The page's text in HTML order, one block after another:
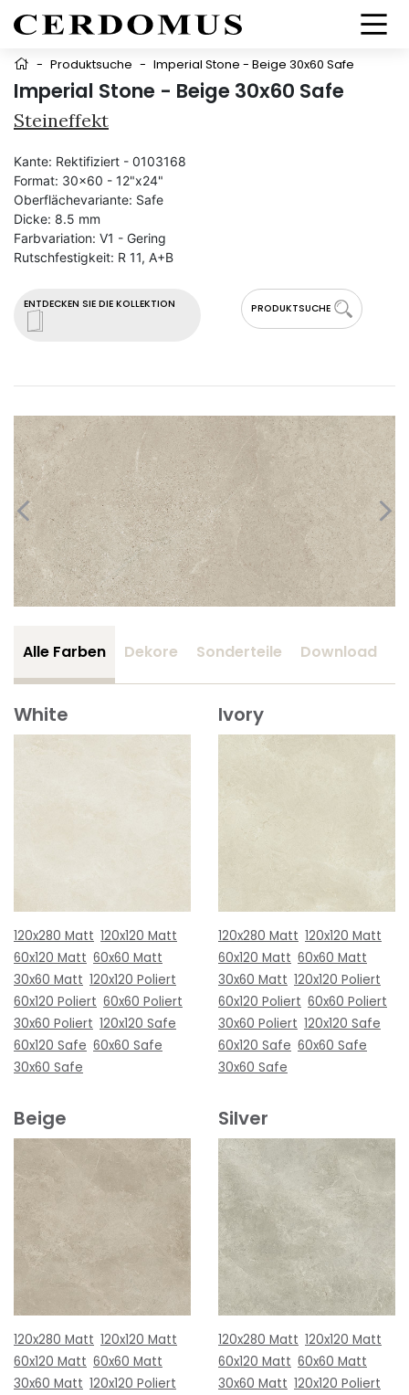
- Produktsuche - Imperial Stone - Beige 30x60 Safe
Imperial Stone - Beige 30x60 Safe
Steineffekt
ENTDECKEN SIE DIE KOLLEKTION PRODUKTSUCHE
Kante: Rektifiziert - 0103168
Format: 30x60 - 12"x24"
Oberflächevariante: Safe
Dicke: 8.5 mm
Farbvariation: V1 - Gering
Rutschfestigkeit: R 11, A+B
Alle Farben Dekore Sonderteile Download
White
120x280 Matt 120x120 Matt
60x120 Matt 60x60 Matt
30x60 Matt 120x120 Poliert
60x120 Poliert 60x60 Poliert
30x60 Poliert 120x120 Safe
60x120 Safe 60x60 Safe
30x60 Safe
Ivory
120x280 Matt 120x120 Matt
60x120 Matt 60x60 Matt
30x60 Matt 120x120 Poliert
60x120 Poliert 60x60 Poliert
30x60 Poliert 120x120 Safe
60x120 Safe 60x60 Safe
30x60 Safe
Beige
120x280 Matt 120x120 Matt
60x120 Matt 60x60 Matt
30x60 Matt 120x120 Poliert
Silver
120x280 Matt 120x120 Matt
60x120 Matt 60x60 Matt
30x60 Matt 120x120 Poliert